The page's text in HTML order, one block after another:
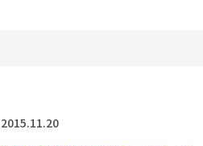
2015.11.20